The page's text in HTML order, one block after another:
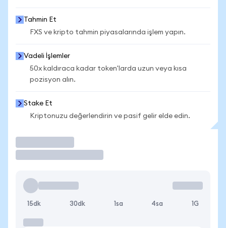
Tahmin Et
FXS ve kripto tahmin piyasalarında işlem yapın.
Vadeli İşlemler
50x kaldıraca kadar token'larda uzun veya kısa
pozisyon alın.
Stake Et
Kriptonuzu değerlendirin ve pasif gelir elde edin.
15dk 30dk 1sa 4sa 1G